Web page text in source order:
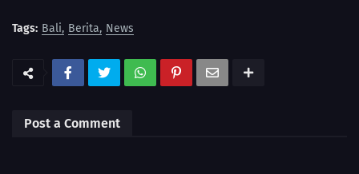
Tags: Bali Berita News
Post a Comment